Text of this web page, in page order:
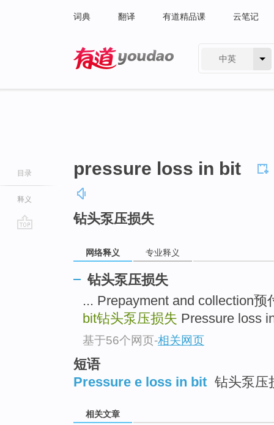
词典 翻译 有道精品课 云笔记
中英
目录
释义
pressure loss in bit
钻头泵压损失
网络释义 专业释义
钻头泵压损失
... Prepayment and collection
bit钻头泵压损失 Pressure loss
基于56个网页-相关网页
短语
Pressure e loss in bit 钻头泵压
相关文章